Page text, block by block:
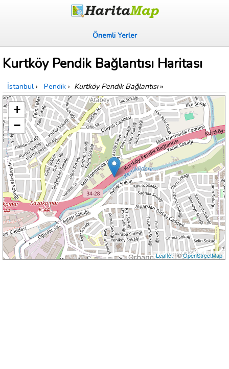
Önemli Yerler
Kurtköy Pendik Bağlantısı Haritası
İstanbul › Pendik › Kurtköy Pendik Bağlantısı»
+
−
Leaflet| ©OpenStreetMap